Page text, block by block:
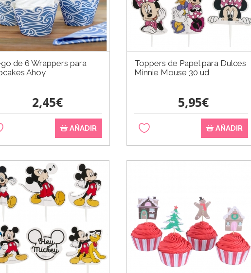
de 6 Wrappers para
Ahoy
2,45€
AÑADIR
Toppers de Papel para Dulces
Minnie Mouse 30 ud
5,95€
AÑADIR